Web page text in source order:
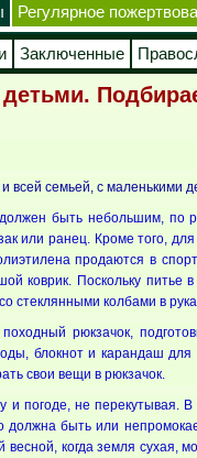
Регулярное
Заключенные
семьей, с маленькими
быть небольшим,
или ранец. Кроме того,
продаются в
коврик. Поскольку
колбами в
рюкзачок,
блокнот и карандаш
свои вещи в рюкзачок.
погоде, не
быть или
когда земля сухая,